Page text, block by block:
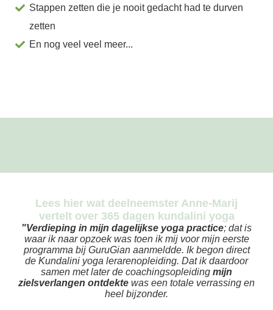
Stappen zetten die je nooit gedacht had te durven
zetten
En nog veel veel meer...
Lees hier wat deelneemster Anne-Marij
vertelt over 365 dagen kundalini yoga
"Verdieping in mijn dagelijkse yoga practice; dat is
waar ik naar opzoek was toen ik mij voor mijn eerste
programma bij GuruGian aanmeldde. Ik begon direct
de Kundalini yoga lerarenopleiding. Dat ik daardoor
samen met later de coachingsopleiding mijn
zielsverlangen ontdekte was een totale verrassing en
heel bijzonder.